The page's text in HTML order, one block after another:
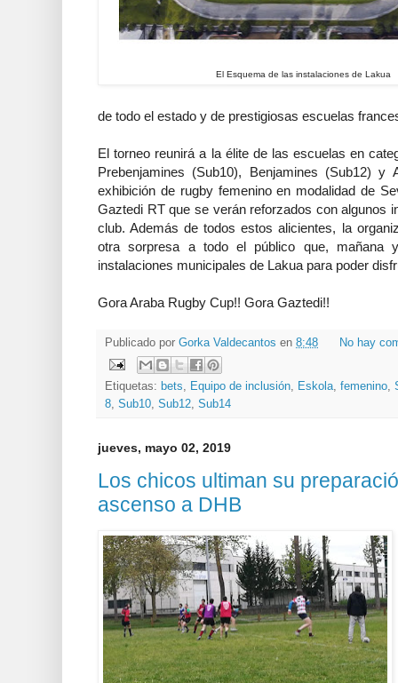
El Esquema de las instalaciones de Lakua
de todo el estado y de prestigiosas escuelas
El torneo reunirá a la élite de las escuelas en
Prebenjamines (Sub10), Benjamines (Sub12) y
exhibición de rugby femenino en modalidad de
Gaztedi RT que se verán reforzados con algunos
club. Además de todos estos alicientes, la
otra sorpresa a todo el público que, mañana
instalaciones municipales de Lakua para poder
Gora Araba Rugby Cup!! Gora Gaztedi!!
Publicado por Gorka Valdecantos en 8:48 No hay
Etiquetas: bets Equipo de inclusión Eskola femenino
8 Sub10 Sub12 Sub14
jueves, mayo 02, 2019
Los chicos ultiman su
ascenso a DHB